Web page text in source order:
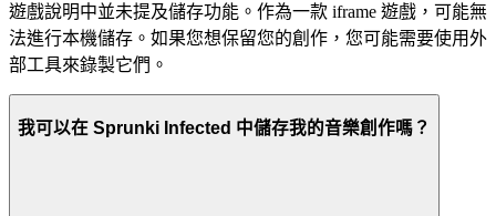
遊戲說明中並未提及儲存功能。作為一款 iframe 遊戲，可能無
法進行本機儲存。如果您想保留您的創作，您可能需要使用外
部工具來錄製它們。
我可以在 Sprunki Infected 中儲存我的音樂創作嗎？